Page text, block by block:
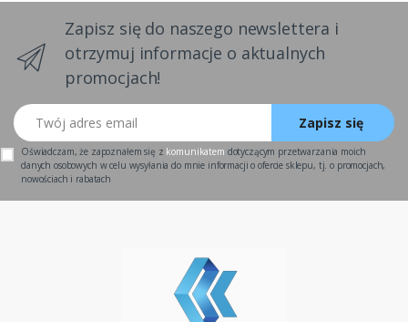
Zapisz się do naszego newslettera i
otrzymuj informacje o aktualnych
promocjach!
Twój adres email
Zapisz się
Oświadczam, że zapoznałem się z komunikatem dotyczącym przetwarzania moich
danych osobowych w celu wysyłania do mnie informacji o ofercie sklepu, tj. o promocjach,
nowościach i rabatach